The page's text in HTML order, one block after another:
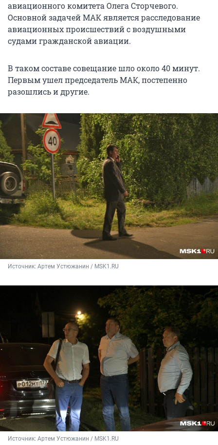
авиационного комитета Олега Сторчевого.
Основной задачей МАК является расследование
авиационных происшествий с воздушными
судами гражданской авиации.
В таком составе совещание шло около 40 минут.
Первым ушел председатель МАК, постепенно
разошлись и другие.
Источник: Артем Устюжанин / MSK1.RU
Источник: Артем Устюжанин / MSK1.RU